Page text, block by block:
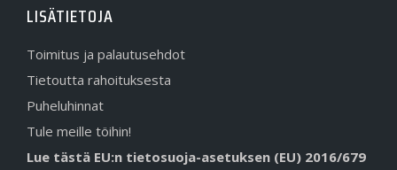
LISÄTIETOJA
Toimitus ja palautusehdot
Tietoutta rahoituksesta
Puheluhinnat
Tule meille töihin!
Lue tästä EU:n tietosuoja-asetuksen (EU) 2016/679